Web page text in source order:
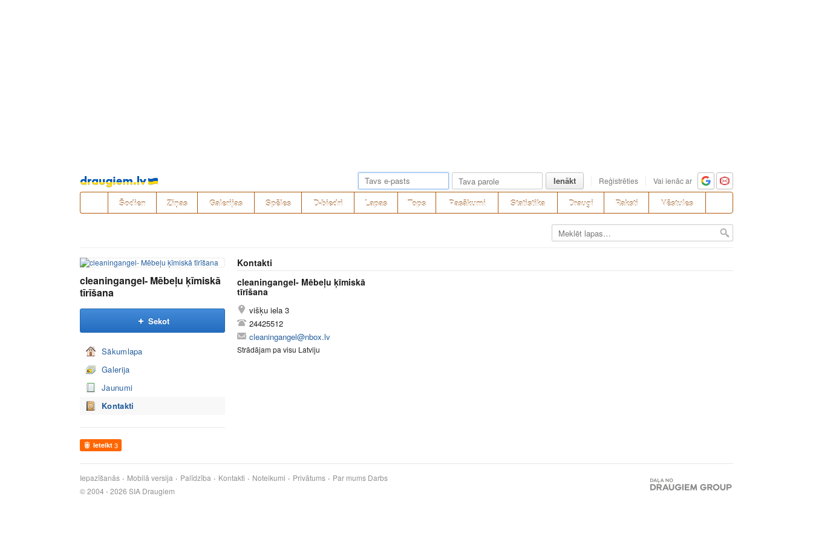
Pāriet
uz
saturu
Ienākt Reģistrēties Vai ienāc ar
Šodien Ziņas Galerijas Spēles D-biedri Lapas Tops Pasākumi Statistika Draugi Raksti Vēstules
cleaningangel- Mēbeļu ķīmiskā
tīrīšana
Sekot
Sākumlapa
Galerija
Jaunumi
Kontakti
Ieteikt 3
Kontakti
cleaningangel- Mēbeļu ķīmiskā
tīrīšana
višķu iela 3
24425512
cleaningangel@nbox.lv
Strādājam pa visu Latviju
Iepazīšanās Mobilā versija Palīdzība Kontakti Noteikumi Privātums Par mums Darbs
© 2004 - 2026 SIA Draugiem